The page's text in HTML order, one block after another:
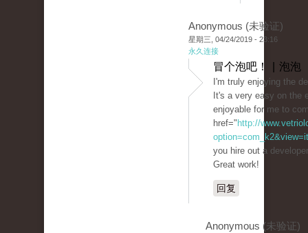
Anonymous (未验证)
星期三, 04/24/2019 - 23:16
永久连接
冒个泡吧！ | 泡泡
I'm truly enjoying the
It's a very easy on the
enjoyable for me to
href=" http://
you hire out a
Great work!
回复
Anonymous (未验证)